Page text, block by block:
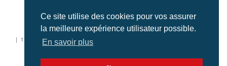
Ce site utilise des cookies pour vos assurer
la meilleure expérience utilisateur possible.
En savoir plus
©aerialcollection marque déposée 2024
| tous droits réservés | aerialcollection.fr banque d'images
aériennes et documentaires video et cinéma |